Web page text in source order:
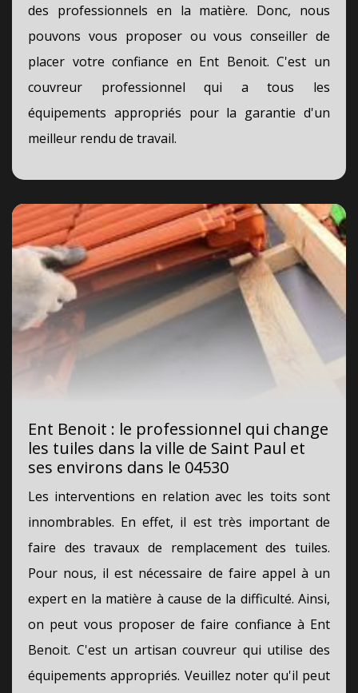
des professionnels en la matière. Donc, nous
pouvons vous proposer ou vous conseiller de
placer votre confiance en Ent Benoit. C'est un
couvreur professionnel qui a tous les
équipements appropriés pour la garantie d'un
meilleur rendu de travail.
Ent Benoit : le professionnel qui change
les tuiles dans la ville de Saint Paul et
ses environs dans le 04530
Les interventions en relation avec les toits sont
innombrables. En effet, il est très important de
faire des travaux de remplacement des tuiles.
Pour nous, il est nécessaire de faire appel à un
expert en la matière à cause de la difficulté. Ainsi,
on peut vous proposer de faire confiance à Ent
Benoit. C'est un artisan couvreur qui utilise des
équipements appropriés. Veuillez noter qu'il peut